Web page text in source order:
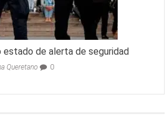
estado de alerta de seguridad
Queretano 0